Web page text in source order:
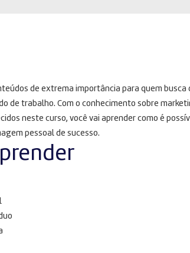
de extrema importância para quem busca
de trabalho. Com o conhecimento sobre
neste curso, você vai aprender como é
pessoal de sucesso.